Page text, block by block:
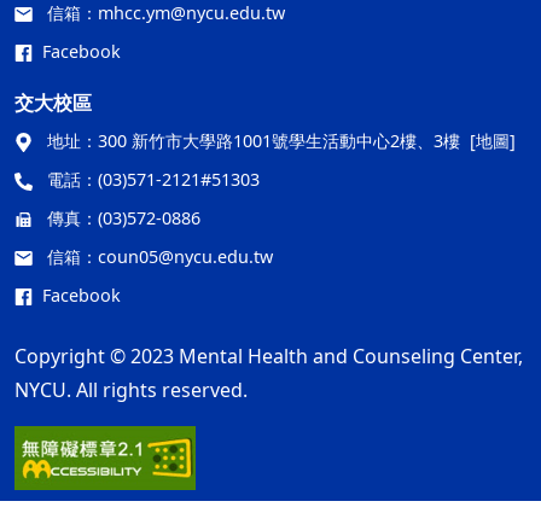
信箱： mhcc.ym@nycu.edu.tw
Facebook
交大校區
地址： 300 新竹市大學路1001號學生活動中心2樓、3樓 [地圖]
電話： (03)571-2121#51303
傳真： (03)572-0886
信箱： coun05@nycu.edu.tw
Facebook
Copyright © 2023 Mental Health and Counseling Center,
NYCU. All rights reserved.